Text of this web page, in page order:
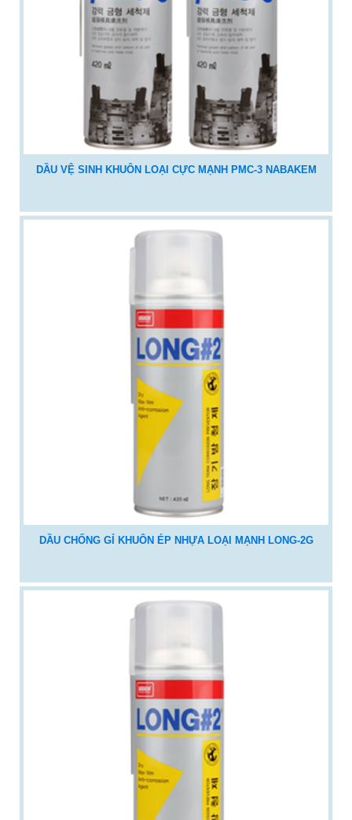
DẦU VỆ SINH KHUÔN LOẠI CỰC MẠNH PMC-3 NABAKEM
DẦU CHỐNG GỈ KHUÔN ÉP NHỰA LOẠI MẠNH LONG-2G